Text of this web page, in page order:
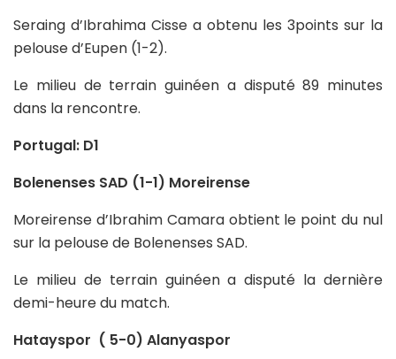
Seraing d’Ibrahima Cisse a obtenu les 3points sur la
pelouse d’Eupen (1-2).
Le milieu de terrain guinéen a disputé 89 minutes
dans la rencontre.
Portugal: D1
Bolenenses SAD (1-1) Moreirense
Moreirense d’Ibrahim Camara obtient le point du nul
sur la pelouse de Bolenenses SAD.
Le milieu de terrain guinéen a disputé la dernière
demi-heure du match.
Hatayspor ( 5-0) Alanyaspor